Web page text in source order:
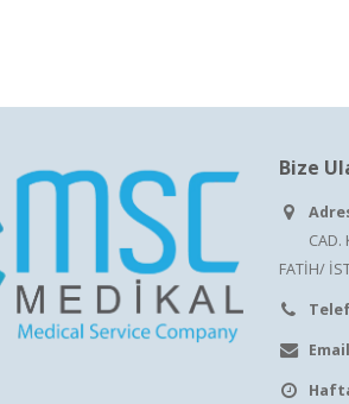
Bize
CAD.
FATİH/